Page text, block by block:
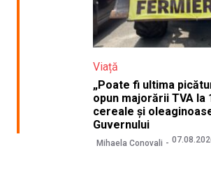
Viață
„Poate fi ultima
opun majorării TVA la
cereale și
Guvernului
Mihaela Conovali